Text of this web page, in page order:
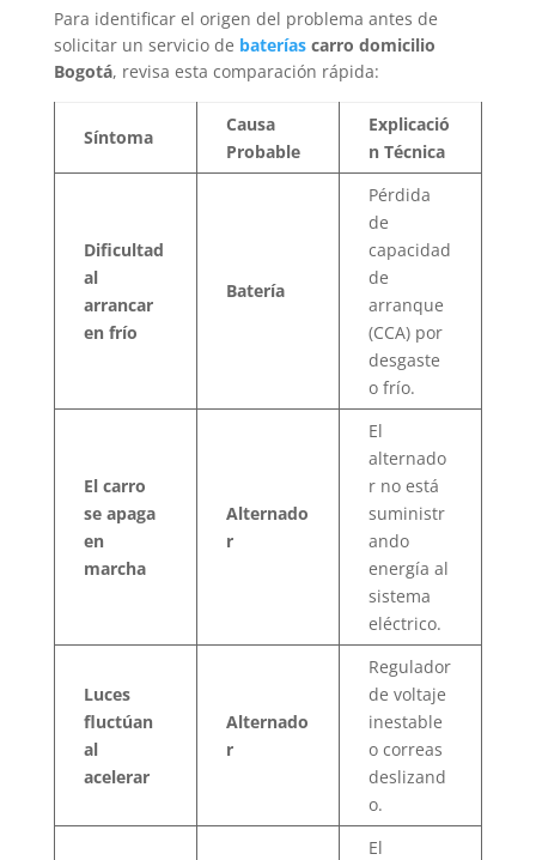
Para identificar el origen del problema antes de
solicitar un servicio de bateríascarro domicilio
Bogotá, revisa esta comparación rápida:
Síntoma
Causa
Probable
Explicació
n Técnica
Dificultad
al
arrancar
en frío
Batería
Pérdida
de
capacidad
de
arranque
(CCA) por
desgaste
o frío.
El carro
se apaga
en
marcha
Alternado
r
El
alternado
r no está
suministr
ando
energía al
sistema
eléctrico.
Luces
fluctúan
al
acelerar
Alternado
r
Regulador
de voltaje
inestable
o correas
deslizand
o.
El